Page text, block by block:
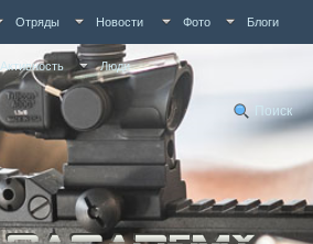
Отряды Новости Фото Блоги
Активность Люди
Поиск